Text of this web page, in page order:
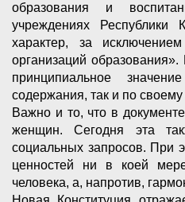
образования и
учреждениях Республики
характер, за
организаций
принципиальное
содержания, так и по
Важно и то, что в
женщин. Сегодня эта
социальных запросов. При
ценностей ни в коей
человека, а, напротив,